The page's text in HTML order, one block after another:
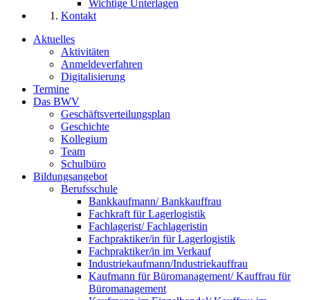
Wichtige Unterlagen
Kontakt
Aktuelles
Aktivitäten
Anmeldeverfahren
Digitalisierung
Termine
Das BWV
Geschäftsverteilungsplan
Geschichte
Kollegium
Team
Schulbüro
Bildungsangebot
Berufsschule
Bankkaufmann/ Bankkauffrau
Fachkraft für Lagerlogistik
Fachlagerist/ Fachlageristin
Fachpraktiker/in für Lagerlogistik
Fachpraktiker/in im Verkauf
Industriekaufmann/Industriekauffrau
Kaufmann für Büromanagement/ Kauffrau für
Büromanagement